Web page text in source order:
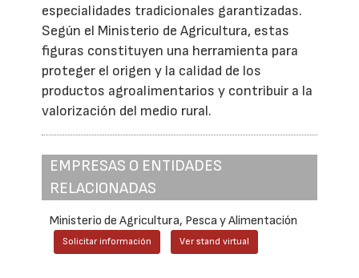
especialidades tradicionales garantizadas.
Según el Ministerio de Agricultura, estas
figuras constituyen una herramienta para
proteger el origen y la calidad de los
productos agroalimentarios y contribuir a la
valorización del medio rural.
EMPRESAS O ENTIDADES
RELACIONADAS
Ministerio de Agricultura, Pesca y Alimentación
Solicitar información Ver stand virtual